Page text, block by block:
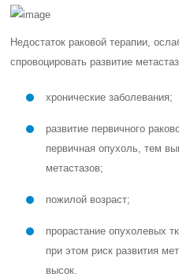
Недостаток раковой терапии,
спровоцировать развитие
хронические заболевания;
развитие первичного
первичная опухоль, тем
метастазов;
пожилой возраст;
прорастание опухолевых
при этом риск развития
высок.